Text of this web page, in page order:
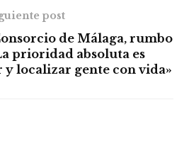
post
de Málaga, rumbo
prioridad absoluta es
localizar gente con vida»